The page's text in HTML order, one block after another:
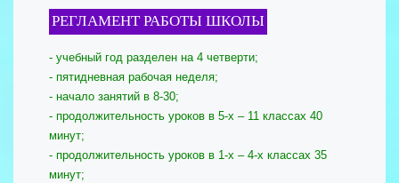
РЕГЛАМЕНТ РАБОТЫ ШКОЛЫ
- учебный год разделен на 4 четверти;
- пятидневная рабочая неделя;
- начало занятий в 8-30;
- продолжительность уроков в 5-х – 11 классах 40
минут;
- продолжительность уроков в 1-х – 4-х классах 35
минут;